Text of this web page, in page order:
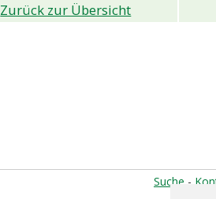
Zurück zur Übersicht
Suche -